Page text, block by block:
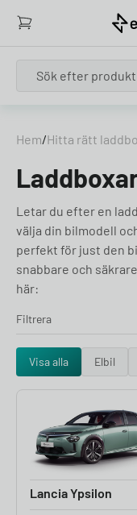
Hem/Hitta rätt
Letar du efter en
välja din bilmodell
perfekt för just den
snabbare och
här:
Filtrera
Visa alla Elbil
Lancia Ypsilon